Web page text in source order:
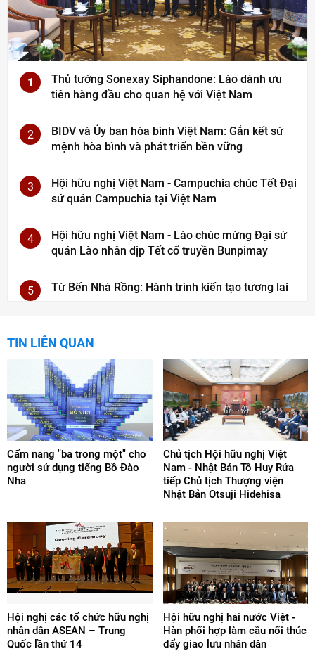
1
Thủ tướng Sonexay Siphandone: Lào dành ưu
tiên hàng đầu cho quan hệ với Việt Nam
2
BIDV và Ủy ban hòa bình Việt Nam: Gắn kết sứ
mệnh hòa bình và phát triển bền vững
3
Hội hữu nghị Việt Nam - Campuchia chúc Tết Đại
sứ quán Campuchia tại Việt Nam
4
Hội hữu nghị Việt Nam - Lào chúc mừng Đại sứ
quán Lào nhân dịp Tết cổ truyền Bunpimay
5 Từ Bến Nhà Rồng: Hành trình kiến tạo tương lai
TIN LIÊN QUAN
Cẩm nang "ba trong một" cho
người sử dụng tiếng Bồ Đào
Nha
Chủ tịch Hội hữu nghị Việt
Nam - Nhật Bản Tô Huy Rứa
tiếp Chủ tịch Thượng viện
Nhật Bản Otsuji Hidehisa
Hội nghị các tổ chức hữu nghị
nhân dân ASEAN – Trung
Quốc lần thứ 14
Hội hữu nghị hai nước Việt -
Hàn phối hợp làm cầu nối thúc
đẩy giao lưu nhân dân